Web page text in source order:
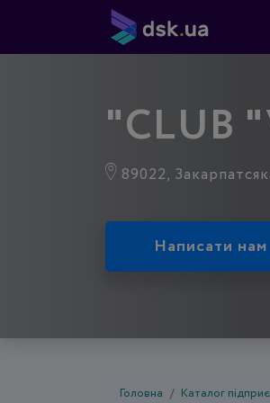
"CLUB
89022,
Написати нам
Головна Каталог